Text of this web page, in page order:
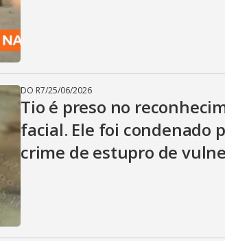
DO R7/25/06/2026
Tio é preso no
facial. Ele foi condenado
crime de estupro de